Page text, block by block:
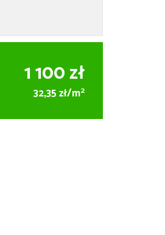
1 100 zł
32,35 zł/m2